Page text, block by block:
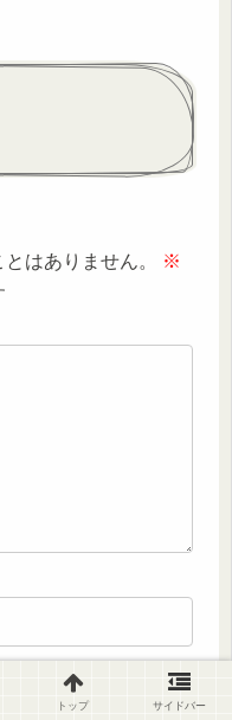
はありません。
※
トップ サイドバー